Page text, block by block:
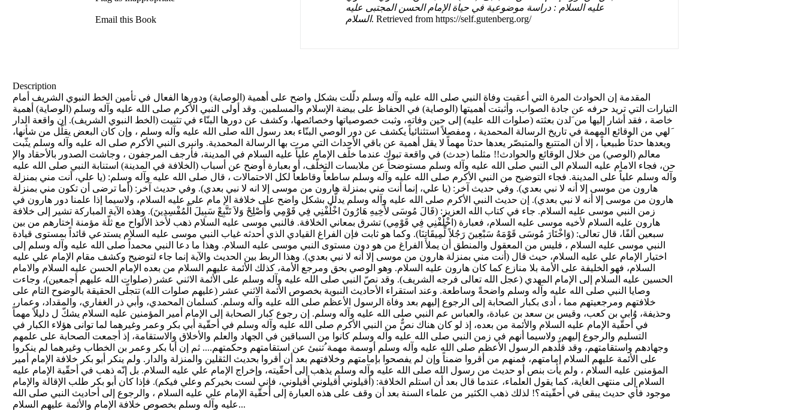
Email this Book
عليه السلام : دراسة موضوعية في حياة الإمام الحسن المجتبى عليه
السلام. Retrieved from https://self.gutenberg.org/
Description
المقدمة إن الحوادث المرة التي أعقبت وفاة النبي صلى الله عليه وآله وسلم دلّلت بشكل واضح على أهمية (الوصاية) ودورها الفعال في تأمين الخط النبوي الشريف أمام
التيارات التي تريد حرفه عن جادة الصواب، وأثبتت أهميتها (الوصاية) في الحفاظ على بيضة الإسلام والمسلمين. وقد أولى النبي الأكرم صلى الله عليه وآله وسلم (الوصاية) أهمية
خاصة ، فقد أشار إليها من َلدن بعثته (صلوات الله عليه) إلى حين وفاته، وثبت خصوصياتها وخصائصها، وكشف عن دورها البنّاء في تثبيت (الخط النبوي الشريف). إن واقعة الدار
َلهي من الوقائع المهمة في تاريخ الرسالة المحمدية ، ومفصلاً استثنائياً يكشف عن دور الوصي البنّاء بعد رسول الله صلى الله عليه وآله وسلم ، وإن كان البعض يقلّل من شأنها،
ويعدها حدثاً طبيعياً ، إلا أن المتتبع والمتبصّر يعدها حدثاً مهماً لا يقل أهمية عن باقي الأحداث التي مرت بها الرسالة المحمدية. وانبرى النبي الأكرم صلى اله عليه وآله وسلم يثّبت
معالم (الوصي) من خلال الوقائع والحوادث!! مثلما (حدث) في واقعة تبوك عندما خلّف الإمام علياً عليه السلام في المدينة، فأرجف المرجفون ، وجاشت الصدور بالأحقاد والإ
حن، فجاء الامام عليه السلام الى النبي صلى الله عليه وآله وسلم مستوضحاً عن ملابسات التخلّف، أو بعبارة أوضح عن أسباب (الخلافة في المدينة) استنابة النبي صلى الله عليه
وآله وسلم علياً على المدينة. فجاء التوضيح من النبي الأكرم صلى الله عليه وآله وسلم ساطعاً وقاطعاً لكل الاحتمالات ، قال صلى الله عليه وآله وسلم: (يا علي، أنت مني بمنزلة
هارون من موسى إلا أنه لا نبي بعدي). وفي حديث آخر: (يا علي، إنما أنت مني بمنزلة هارون من موسى إلا انه لا نبي بعدي). وفي حديث آخر: (أما ترضى أن تكون مني بمنزلة
هارون من موسى إلا أنه لا نبي بعدي). إن حديث النبي الأكرم صلى الله عليه وآله وسلم يدلّل بشكل واضح على خلافة الإ مام علي عليه السلام، ولاسيما إذا علمنا دور هارون في
زمن النبي موسى عليه السلام. جاء في كتاب الله العزيز: (قَالَ مُوسَى لأَخِيهِ هَارُونَ اخْلُفْنِي فِي قَوْمِي وَأَصْلِحْ وَلاَ تَتَّبِعْ سَبِيلَ الْمُفْسِدِينَ). وهذه الآية المباركة تشير إلى خلافة
هارون عليه السلام لأخيه موسى عليه السلام، فعبارة (اخْلُفْنِي فِي قَوْمِي) تشرق بمعاني الخلافة. فالنبي موسى عليه السلام ذهب لأخذ الألواح مع ثلّة مؤمنة اختارهم من بين
سبعين ألفًا، قال تعالى: (وَاخْتَارَ مُوسَى قَوْمَهُ سَبْعِينَ رَجُلاً لِّمِيقَاتِنَا). وكما هو ثابت فإن الفراغ القيادي الذي أحدثه غياب النبي موسى عليه السلام يستدعي قائداً بمستوى قيادة
النبي موسى عليه السلام ، فليس من المعقول والمنطق أن يملأ الفراغ من هو دون مستوى النبي موسى عليه السلام. وهذا ما دعا النبي محمداً صلى الله عليه وآله وسلم إلى
اختيار الإمام علي عليه السلام، حيث قال (أنت مني بمنزلة هارون من موسى إلا أنه لا نبي بعدي). وهذا الربط بين الحديث والآية إنما جاء لتوضيح وكشف مقام الإمام علي عليه
السلام، فهو الخليفة على الأمة بلا منازع كما كان هارون عليه السلام. وهو الوصي بحق ومرجع الأمة، كذلك الأئمة عليهم السلام من بعده الإمام الحسن عليه السلام والامام
الحسين عليه السلام إلى الإمام المهدي (عجل الله تعالى فرجه الشريف). وقد نصّ النبي صلى الله عليه وآله وسلم على الأئمة الاثني عشر (صلوات الله عليهم أجمعين)، وجاءت
وصايا النبي صلى الله عليه وآله وسلم واضحةً وساطعة. وعند استقراء الأحاديث النبوية بخصوص الأئمة الاثني عشر (عليهم صلوات الله) تتجلّى الحقيقة بالوضوح التام على
خلافتهم ومرجعيتهم مما ، أدى بكبار الصحابة إلى الرجوع إليهم بعد وفاة الرسول الأعظم صلى الله عليه وآله وسلم. كسلمان المحمدي، وأبي ذر الغفاري، والمقداد، وعمار،
وحذيفة، وُابي بن كعب، وقيس بن سعد بن عبادة، والعباس عم النبي صلى الله عليه وآله وسلم. إن رجوع كبار الصحابة إلى الإمام أمير المؤمنين عليه السلام يشكّ ل دليلاً مهماً
في أحقّية الإمام عليه السلام والأئمة من بعده، إذ لو كان هناك نصٌّ من النبي الأكرم صلى الله عليه وآله وسلم في أحقّية أبي بكر وعمر وغيرهما لما توانى هؤلاء الكبار في
التسليم والرجوع إليهم، ولاسيما أنهم في زمن النبي صلى الله عليه وآله وسلم كانوا من السباقين في الجهاد والعلم والأخلاق والاستقامة، إذ أجمعت الصحابة على علمهم
وجهادهم واستقامتهم، وقد قلّدهم الرسول الأعظم صلى الله عليه وآله وسلم أوسمة مهمة ُتنبئ عن استقامتهم وحكمتهم.... ثم إن أبا بكر وعمر بن الخطاب وغيرهما لم ينكروا
على الأئمة عليهم السلام إمامتهم، فمنهم من أقروا ضمناً وإن لم يفصحوا بإمامتهم وخلافتهم بعد أن أقروا بحديث الثقلين والمنزلة والدار. ولم ينكر أبو بكر خلافة الإمام أمير
المؤمنين عليه السلام ، ولم يأت بنص أو حديث من رسول الله صلى الله عليه وآله وسلم يذهب إلى أحقّيته، وإخراج الإمام علي عليه السلام. بل إنّه ذهب في أحقّية الإمام عليه
السلام إلى منتهى الغاية، كما يقول العلماء، عندما قال بعد أن استلم الخلافة: (أقيلوني أقيلوني أقيلوني، فإني لست بخيركم وعلي فيكم). فإذا كان أبو بكر طلب الإقالة والإمام
موجود فأي حديث يبقى في أحقّيته؟! لذلك ذهب الكثير من علماء السنة بعد أن وقف على هذه العبارة إلى أحقّية الإمام علي عليه السلام ، والرجوع إلى أحاديث النبي صلى الله
عليه وآله وسلم بخصوص خلافة الإمام والأئمة عليهم السلام...